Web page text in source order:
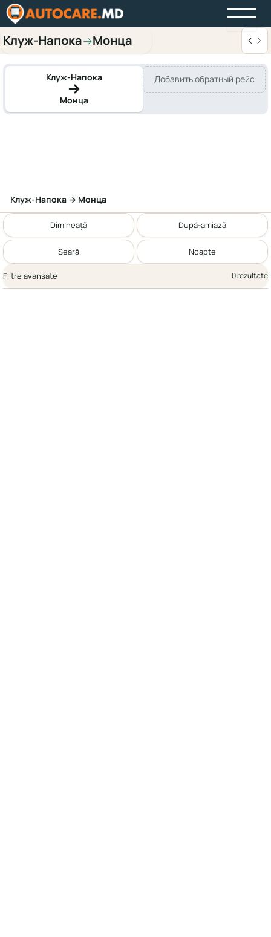
Клуж-Напока→Монца
Клуж-Напока
Монца
Добавить обратный рейс
Клуж-Напока → Монца
Dimineață După-amiază
Seară Noapte
Filtre avansate 0 rezultate